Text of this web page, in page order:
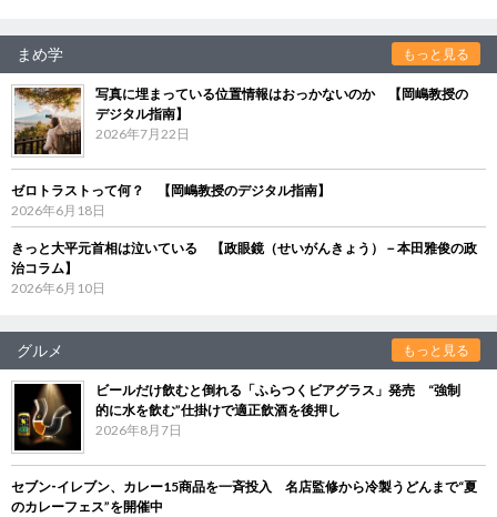
まめ学 もっと見る
写真に埋まっている位置情報はおっかないのか 【岡嶋教授の
デジタル指南】
2026年7月22日
ゼロトラストって何？ 【岡嶋教授のデジタル指南】
2026年6月18日
きっと大平元首相は泣いている 【政眼鏡（せいがんきょう）－本田雅俊の政
治コラム】
2026年6月10日
グルメ もっと見る
ビールだけ飲むと倒れる「ふらつくビアグラス」発売 “強制
的に水を飲む”仕掛けで適正飲酒を後押し
2026年8月7日
セブン‐イレブン、カレー15商品を一斉投入 名店監修から冷製うどんまで“夏
のカレーフェス”を開催中